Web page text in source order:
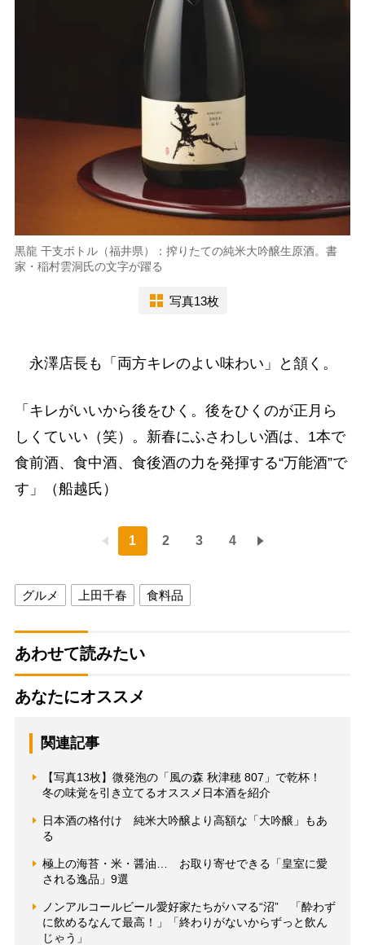
黒龍 干支ボトル（福井県）：搾りたての純米大吟醸生原酒。書
家・稲村雲洞氏の文字が躍る
写真13枚
永澤店長も「両方キレのよい味わい」と頷く。
「キレがいいから後をひく。後をひくのが正月ら
しくていい（笑）。新春にふさわしい酒は、1本で
食前酒、食中酒、食後酒の力を発揮する“万能酒”で
す」（船越氏）
1 2 3 4
グルメ 上田千春 食料品
あわせて読みたい
あなたにオススメ
関連記事
【写真13枚】微発泡の「風の森 秋津穂 807」で乾杯！
冬の味覚を引き立てるオススメ日本酒を紹介
日本酒の格付け 純米大吟醸より高額な「大吟醸」もあ
る
極上の海苔・米・醤油… お取り寄せできる「皇室に愛
される逸品」9選
ノンアルコールビール愛好家たちがハマる“沼” 「酔わず
に飲めるなんて最高！」「終わりがないからずっと飲ん
じゃう」